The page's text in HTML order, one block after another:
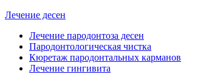
Лечение десен
Лечение пародонтоза десен
Пародонтологическая чистка
Кюретаж пародонтальных карманов
Лечение гингивита